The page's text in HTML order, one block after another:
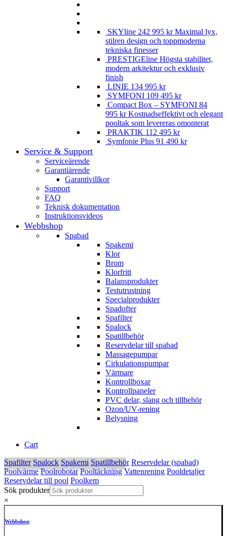
SKYline 242 995 kr Maximal lyx,
stilren design och toppmoderna
tekniska finesser
PRESTIGEline Högsta stabilitet,
modern arkitektur och exklusiv
finish
LINIE 134 995 kr
SYMFONI 109 495 kr
Compact Box – SYMFONI 84
995 kr Kostnadseffektivt och elegant
pooltak som levereras omonterat
PRAKTIK 112 495 kr
Symfonie Plus 91 490 kr
Service & Support
Serviceärende
Garantiärende
Garantivillkor
Support
FAQ
Teknisk dokumentation
Instruktionsvideos
Webbshop
Spabad
Spakemi
Klor
Brom
Klorfritt
Balansprodukter
Testutrustning
Specialprodukter
Spadofter
Spafilter
Spalock
Spatillbehör
Reservdelar till spabad
Massagepumpar
Cirkulationspumpar
Värmare
Kontrollboxar
Kontrollpaneler
PVC delar, slang och tillbehör
Ozon/UV-rening
Belysning
Cart
Spafilter Spalock Spakemi Spatillbehör Reservdelar (spabad)
Poolvärme Poolrobotar Pooltäckning Vattenrening Pooldetaljer
Reservdelar till pool Poolkem
Sök produkter
×
Webbshop